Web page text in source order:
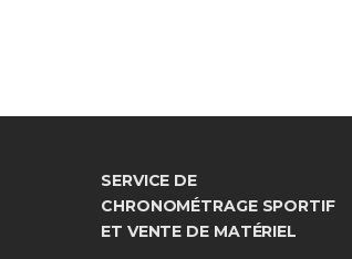
SERVICE DE
CHRONOMÉTRAGE SPORTIF
ET VENTE DE MATÉRIEL